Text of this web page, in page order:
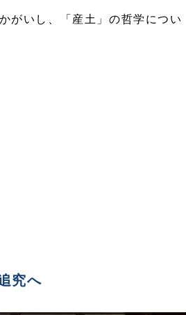
がいし、「産土」の哲学につい
究へ